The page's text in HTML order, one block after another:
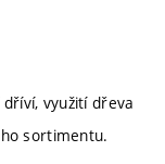
využití dřeva
sortimentu.